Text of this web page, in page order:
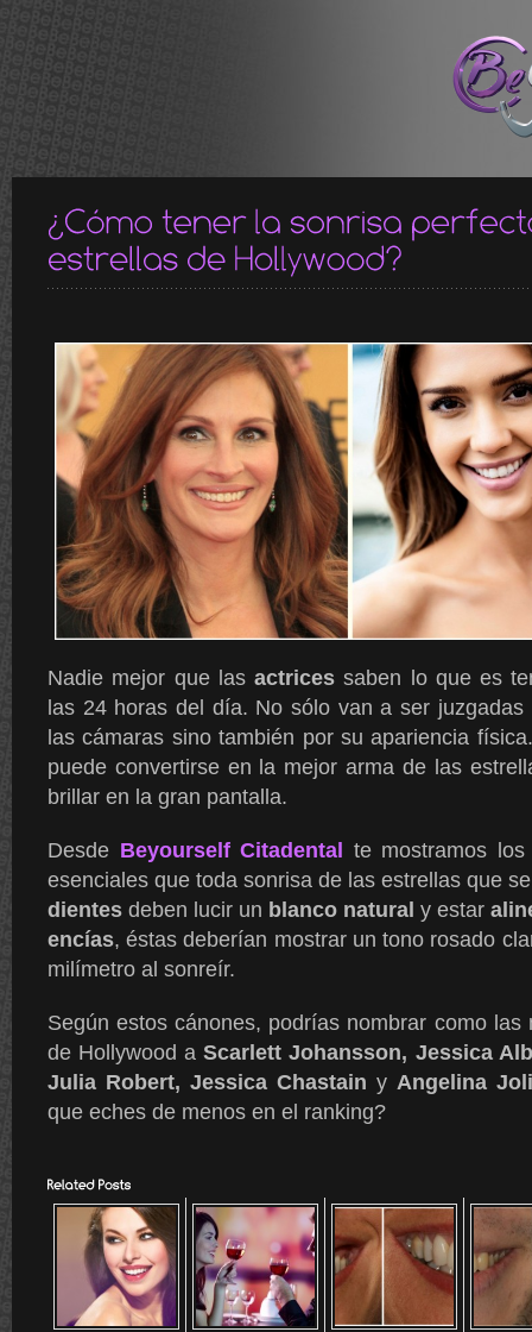
Nadie mejor que lasactrices saben lo que es
las 24 horas del día. No sólo van a ser
las cámaras sino también por su apariencia
puede convertirse en la mejor arma de las
brillar en la gran pantalla.
Desde Beyourself Citadental
te mostramos
esenciales que toda sonrisa de las estrellas que
dientes deben lucir un blanco natural y estar
encías, éstas deberían mostrar un tono rosado
milímetro al sonreír.
Según estos cánones, podrías nombrar como las
de Hollywood aScarlett Johansson, Jessica
Julia Robert, Jessica Chastain y Angelina
que eches de menos en el ranking?